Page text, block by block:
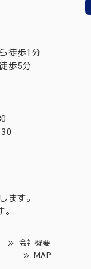
徒歩1分
歩5分
ます。
会社概要
MAP